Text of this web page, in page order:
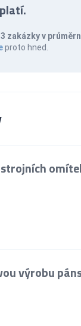
3 zakázky v
proto hned.
výrobu